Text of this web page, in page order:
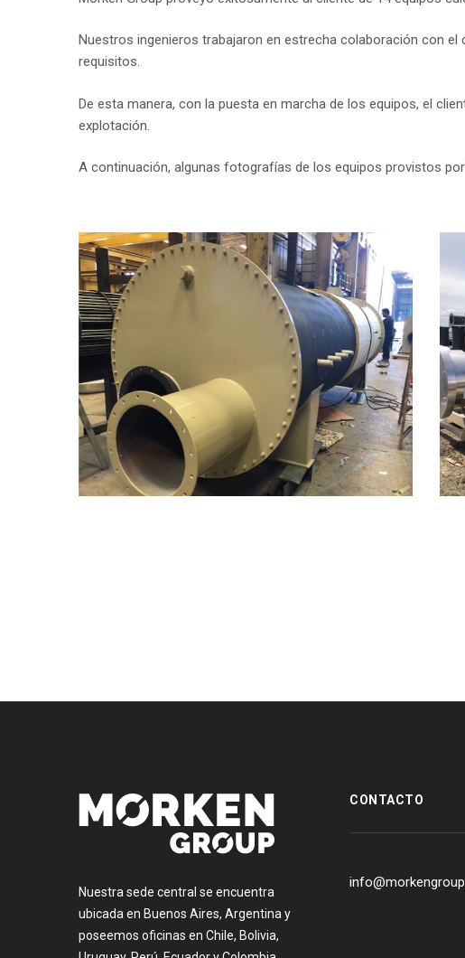
Nuestros ingenieros trabajaron en estrecha colaboración con
requisitos.
De esta manera, con la puesta en marcha de los equipos, el
explotación.
A continuación, algunas fotografías de los equipos provistos
Nuestra sede central se encuentra
ubicada en Buenos Aires, Argentina y
poseemos oficinas en Chile, Bolivia,
CONTACTO